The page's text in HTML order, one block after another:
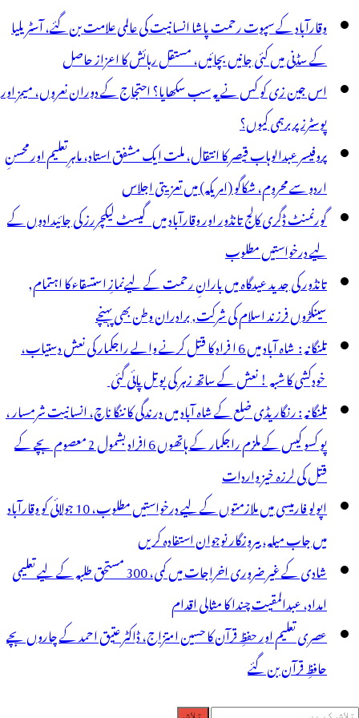
وقارآباد کے سپوت رحمت پاشا انسانیت کی عالمی علامت بن گئے، آسٹریلیا
کے سڈنی میں کئی جانیں بچائیں، مستقل رہائش کا اعزاز حاصل
اس جین زی کو کس نے یہ سب سکھایا؟ احتجاج کے دوران نعروں، میمز اور
پوسٹرز پر برہمی کیوں؟
پروفیسر عبدالوہاب قیصر کا انتقال، ملت ایک مشفق استاد، ماہرِتعلیم اور محسنِ
اردو سے محروم، شکاگو (امریکہ) میں تعزیتی اجلاس
گورنمنٹ ڈگری کالج تانڈور اور وقارآباد میں گیسٹ لیکچررز کی جائیدادوں کے
لیے درخواستیں مطلوب
تانڈور کی جدید عیدگاہ میں بارانِ رحمت کے لیےنمازِ استسقاء کا اہتمام,
سینکڑوں فرزند اسلام کی شرکت, برادران وطن بھی پہنچے
تلنگانہ : شاہ آباد میں 6 ا فراد کا قتل کرنے والے راجکمار کی نعش دستیاب،
خودکشی کا شبہ ! نعش کے ساتھ زہر کی بوتل پائی گئی
تلنگانہ : رنگاریڈی ضلع کے شاہ آباد میں درندگی کا ننگا ناچ، انسانیت شرمسار ،
پو کسو کیس کے ملزم راجکمار کے ہاتھوں 6 افراد بشمول 2 معصوم بچے کے
قتل کی لرزہ خیز واردات
اپولو فارمیسی میں ملازمتوں کے لیے درخواستیں مطلوب، 10 جولائی کو وقارآباد
میں جاب میلہ، بیروزگار نوجوان استفادہ کریں
شادی کے غیر ضروری اخراجات میں کمی، 300 مستحق طلبہ کے لیے تعلیمی
امداد، عبدالمقیت چندا کا مثالی اقدام
عصری تعلیم اور حفظِ قرآن کا حسین امتزاج، ڈاکٹر عتیق احمد کے چاروں بچے
حافظِ قرآن بن گئے
تلاش